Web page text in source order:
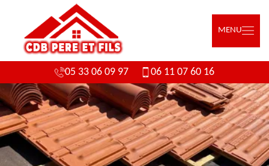
MENU
05 33 06 09 97 06 11 07 60 16